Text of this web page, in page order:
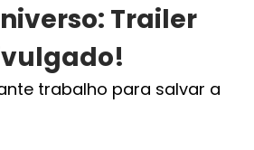
Trailer
trabalho para salvar a